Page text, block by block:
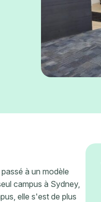
à un modèle
campus à Sydney,
elle s'est de plus